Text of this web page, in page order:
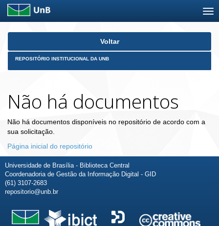
Skip
Voltar
REPOSITÓRIO INSTITUCIONAL DA UNB
Não há documentos
Não há documentos disponíveis no repositório de acordo com a
sua solicitação.
Página inicial do repositório
Universidade de Brasília - Biblioteca Central
Coordenadoria de Gestão da Informação Digital - GID
(61) 3107-2683
repositorio@unb.br